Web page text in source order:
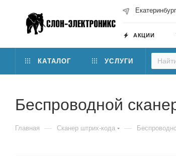
Екатеринбург
АКЦИИ
КАТАЛОГ УСЛУГИ
Беспроводной
Главная — Сканер штрих-кода —